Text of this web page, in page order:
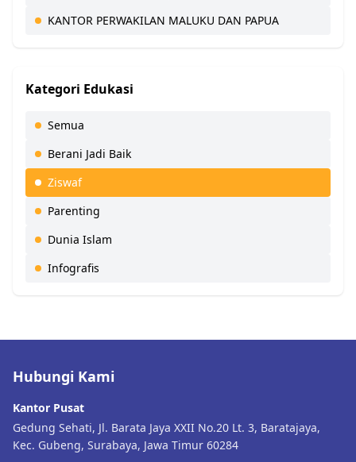
KANTOR PERWAKILAN MALUKU DAN PAPUA
Kategori Edukasi
Semua
Berani Jadi Baik
Ziswaf
Parenting
Dunia Islam
Infografis
Hubungi Kami
Kantor Pusat
Gedung Sehati, Jl. Barata Jaya XXII No.20 Lt. 3, Baratajaya,
Kec. Gubeng, Surabaya, Jawa Timur 60284